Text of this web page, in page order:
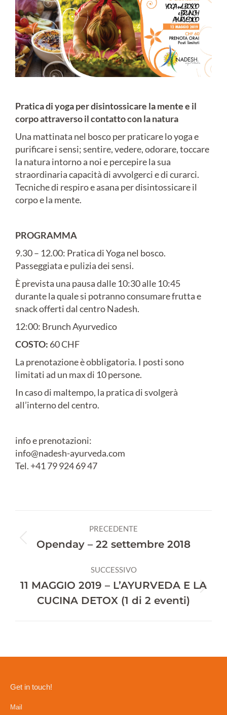
Pratica di yoga per disintossicare la mente e il
corpo attraverso il contatto con la natura
Una mattinata nel bosco per praticare lo yoga e
purificare i sensi; sentire, vedere, odorare, toccare
la natura intorno a noi e percepire la sua
straordinaria capacità di avvolgerci e di curarci.
Tecniche di respiro e asana per disintossicare il
corpo e la mente.
PROGRAMMA
9.30 – 12.00: Pratica di Yoga nel bosco.
Passeggiata e pulizia dei sensi.
È prevista una pausa dalle 10:30 alle 10:45
durante la quale si potranno consumare frutta e
snack offerti dal centro Nadesh.
12:00: Brunch Ayurvedico
COSTO: 60 CHF
La prenotazione è obbligatoria. I posti sono
limitati ad un max di 10 persone.
In caso di maltempo, la pratica di svolgerà
all’interno del centro.
info e prenotazioni:
info@nadesh-ayurveda.com
Tel. +41 79 924 69 47
tra
post
PRECEDENTE
Post
Openday – 22 settembre 2018
SUCCESSIVO
Prossimo
post:
11 MAGGIO 2019 – L’AYURVEDA E LA
CUCINA DETOX (1 di 2 eventi)
Get in touch!
Mail